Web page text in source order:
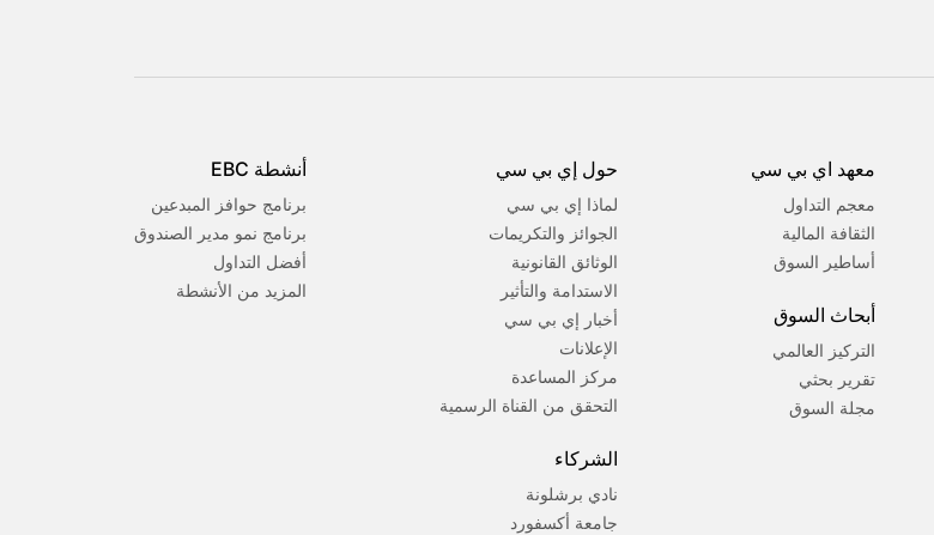
معهد اي بي سي
معجم التداول
الثقافة المالية
أساطير السوق
أبحاث السوق
التركيز العالمي
تقرير بحثي
مجلة السوق
حول إي بي سي
لماذا إي بي سي
الجوائز والتكريمات
الوثائق القانونية
الاستدامة والتأثير
أخبار إي بي سي
الإعلانات
مركز المساعدة
التحقق من القناة الرسمية
الشركاء
نادي برشلونة
جامعة أكسفورد
أنشطة EBC
برنامج حوافز المبدعين
برنامج نمو مدير الصندوق
أفضل التداول
المزيد من الأنشطة